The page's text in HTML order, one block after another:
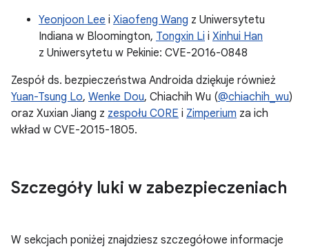
Yeonjoon Lee i Xiaofeng Wang z Uniwersytetu
Indiana w Bloomington, Tongxin Li i Xinhui Han
z Uniwersytetu w Pekinie: CVE-2016-0848
Zespół ds. bezpieczeństwa Androida dziękuje również
Yuan-Tsung Lo, Wenke Dou, Chiachih Wu (@chiachih_wu)
oraz Xuxian Jiang z zespołu C0RE i Zimperium za ich
wkład w CVE-2015-1805.
Szczegóły luki w zabezpieczeniach
W sekcjach poniżej znajdziesz szczegółowe informacje